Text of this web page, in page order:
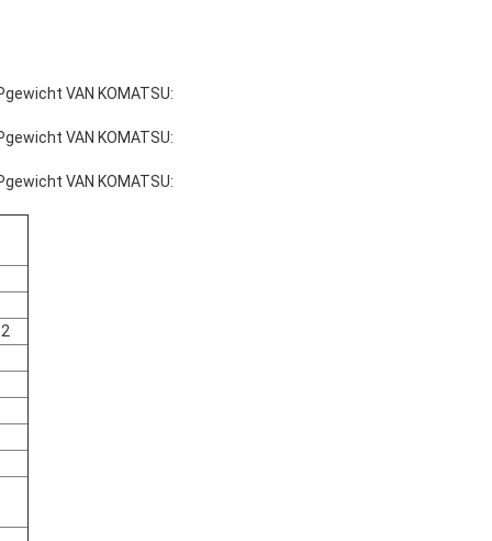
VAN KOMATSU:
VAN KOMATSU:
VAN KOMATSU: